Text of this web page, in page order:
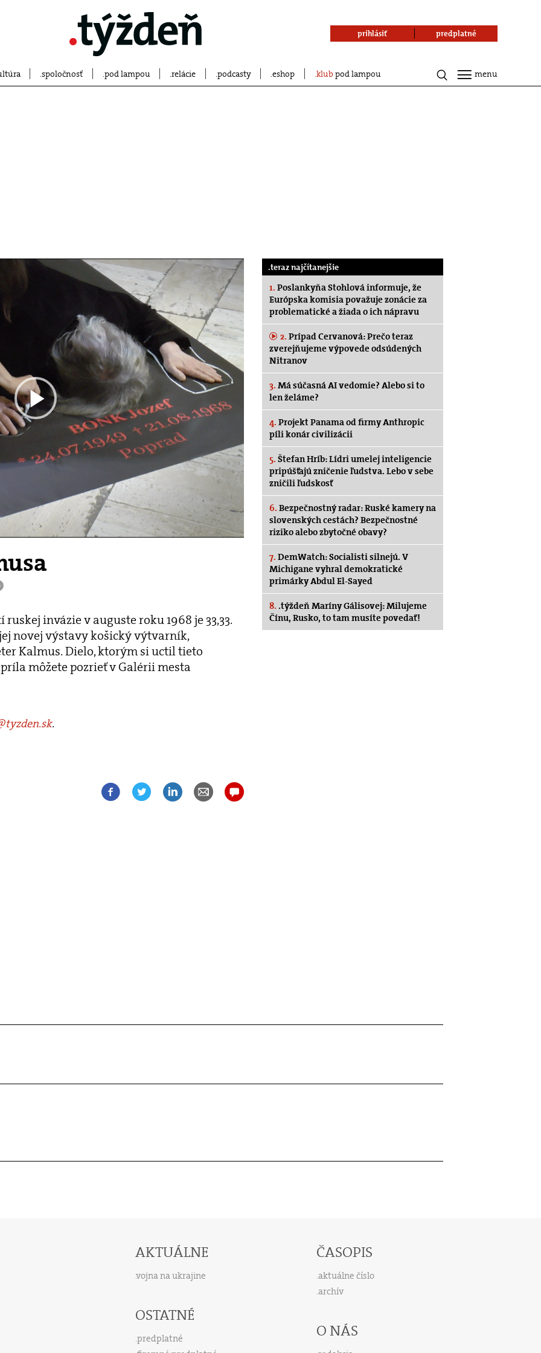
spoločnosť pod lampou relácie podcasty eshop klubpod lampou
prihlásiť predplatné
menu
Play
Video
invázie v auguste roku 1968 je 33,33.
novej výstavy košický výtvarník,
Kalmus. Dielo, ktorým si uctil tieto
môžete pozrieť v Galérii mesta
.
.teraz najčítanejšie
1. Poslankyňa Stohlová informuje, že
Európska komisia považuje zonácie za
problematické a žiada o ich nápravu
2. Prípad Cervanová: Prečo teraz
zverejňujeme výpovede odsúdených
Nitranov
3. Má súčasná AI vedomie? Alebo si to
len želáme?
4. Projekt Panama od firmy Anthropic
píli konár civilizácii
5. Štefan Hríb: Lídri umelej inteligencie
pripúšťajú zničenie ľudstva. Lebo v sebe
zničili ľudskosť
6. Bezpečnostný radar: Ruské kamery na
slovenských cestách? Bezpečnostné
riziko alebo zbytočné obavy?
7. DemWatch: Socialisti silnejú. V
Michigane vyhral demokratické
primárky Abdul El-Sayed
8. .týždeň Maríny Gálisovej: Milujeme
Čínu, Rusko, to tam musíte povedať!
AKTUÁLNE
vojna na ukrajine
OSTATNÉ
predplatné
ČASOPIS
aktuálne číslo
archív
O NÁS